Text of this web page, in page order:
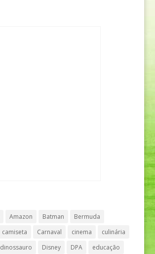
Amazon Batman
Bermuda
camiseta Carnaval cinema
culinária
dinossauro Disney DPA
educação